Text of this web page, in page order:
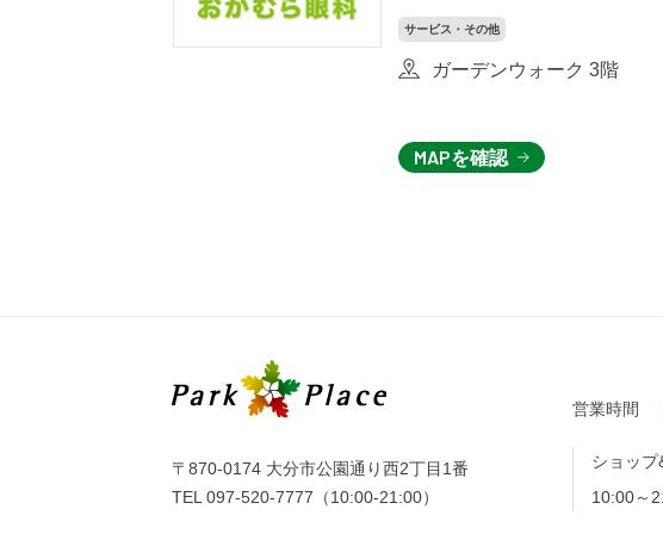
サービス・その他
ガーデンウォーク 3階
MAPを確認
〒870-0174 大分市公園通り西2丁目1番
TEL097-520-7777 （10:00-21:00）
営業時間
ショップ
10:00～